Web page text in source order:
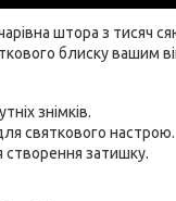
штора з тисяч
блиску вашим
знімків.
святкового настрою.
створення затишку.